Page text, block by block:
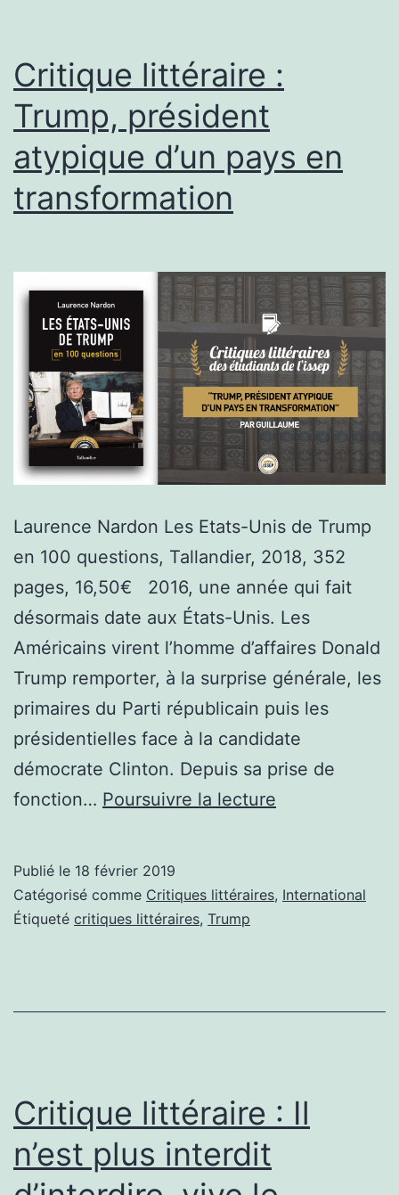
Critique littéraire :
Trump, président
atypique d’un pays en
transformation
Laurence Nardon Les Etats-Unis de Trump
en 100 questions, Tallandier, 2018, 352
pages, 16,50€ 2016, une année qui fait
désormais date aux États-Unis. Les
Américains virent l’homme d’affaires Donald
Trump remporter, à la surprise générale, les
primaires du Parti républicain puis les
présidentielles face à la candidate
démocrate Clinton. Depuis sa prise de
fonction… Poursuivre la lecture
Trump,
pays
Publié le 18 février 2019
Catégorisé comme Critiques littéraires, International
Étiqueté critiques littéraires, Trump
Critique littéraire : Il
n’est plus interdit